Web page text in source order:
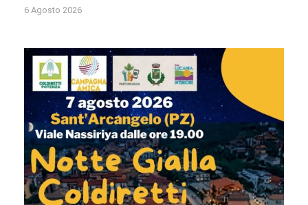
6 Agosto 2026